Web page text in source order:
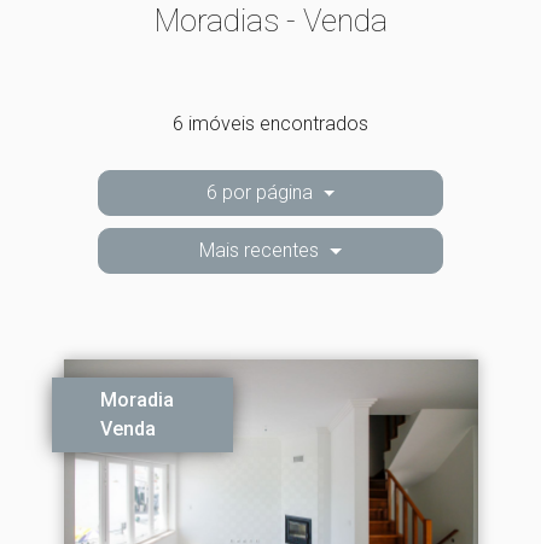
Moradias - Venda
6 imóveis encontrados
6 por página
Mais recentes
Moradia
Venda